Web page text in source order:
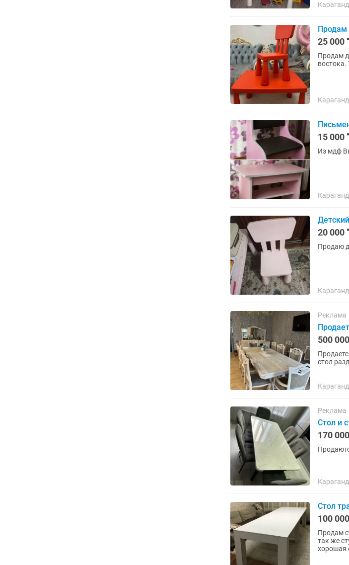
Продам
25 000
Продам детский
15 000
20 000
Продаю
Реклама
500
стол
Реклама
Стол и
170
Стол
100
Продам
так же
хорошая